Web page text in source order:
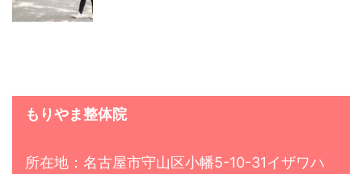
もりやま整体院
所在地：名古屋市守山区小幡5-10-31イザワハ